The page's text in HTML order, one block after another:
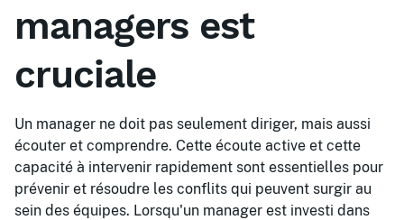
managers est
cruciale
Un manager ne doit pas seulement diriger, mais aussi
écouter et comprendre. Cette écoute active et cette
capacité à intervenir rapidement sont essentielles pour
prévenir et résoudre les conflits qui peuvent surgir au
sein des équipes. Lorsqu'un manager est investi dans